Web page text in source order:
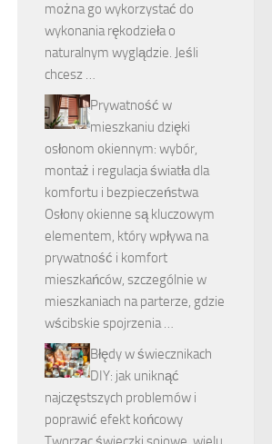
można go wykorzystać do
wykonania rękodzieła o
naturalnym wyglądzie. Jeśli
chcesz …
Prywatność w
mieszkaniu dzięki
osłonom okiennym: wybór,
montaż i regulacja światła dla
komfortu i bezpieczeństwa
Osłony okienne są kluczowym
elementem, który wpływa na
prywatność i komfort
mieszkańców, szczególnie w
mieszkaniach na parterze, gdzie
wścibskie spojrzenia …
Błędy w świecznikach
DIY: jak uniknąć
najczęstszych problemów i
poprawić efekt końcowy